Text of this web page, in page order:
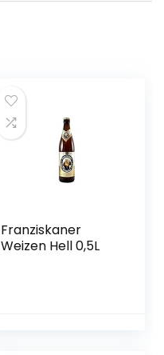
Franziskaner
Weizen Hell 0,5L